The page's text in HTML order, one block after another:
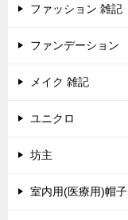
ファッション 雑記
ファンデーション
メイク 雑記
ユニクロ
坊主
室内用(医療用)帽子